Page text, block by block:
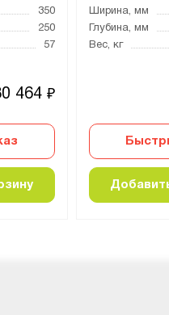
350
250
57
464 ₽
Ширина, мм
Глубина, мм
Вес, кг